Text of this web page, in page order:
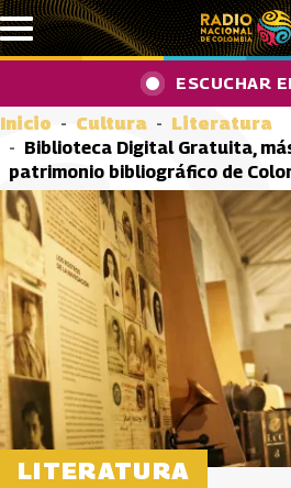
Pasar al contenido principal
ESCUCHAR
Inicio Cultura
Literatura
Biblioteca Digital Gratuita,
patrimonio bibliográfico de
LITERATURA